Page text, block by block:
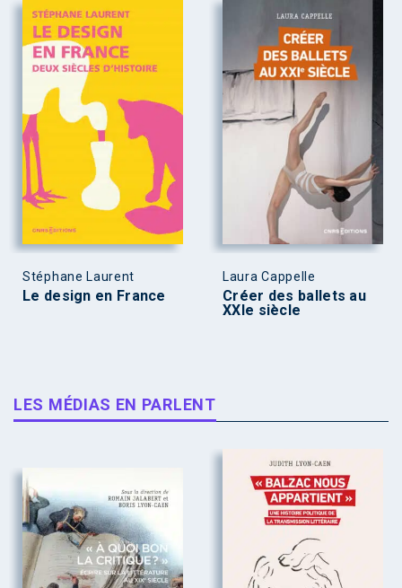
Stéphane Laurent
Le design en France
Laura Cappelle
Créer des ballets au
XXIe siècle
LES MÉDIAS EN PARLENT